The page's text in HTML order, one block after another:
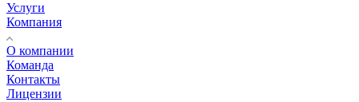
Услуги
Компания
О компании
Команда
Контакты
Лицензии